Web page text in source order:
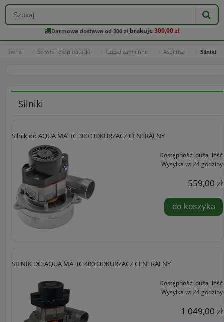
Darmowa dostawa od 300 zł, brakuje300,00 zł
główna Serwis i Eksploatacja Części zamienne Aspilusa Silniki
Silniki
Silnik do AQUA MATIC 300 ODKURZACZ CENTRALNY
Dostępność: duża ilość
Wysyłka w: 24 godziny
559,00 zł
do koszyka
SILNIK DO AQUA MATIC 400 ODKURZACZ CENTRALNY
Dostępność: duża ilość
Wysyłka w: 24 godziny
1 049,00 zł